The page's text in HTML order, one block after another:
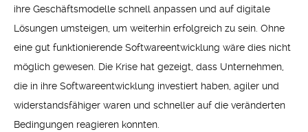
ihre Geschäftsmodelle schnell anpassen und auf digitale
Lösungen umsteigen, um weiterhin erfolgreich zu sein. Ohne
eine gut funktionierende Softwareentwicklung wäre dies nicht
möglich gewesen. Die Krise hat gezeigt, dass Unternehmen,
die in ihre Softwareentwicklung investiert haben, agiler und
widerstandsfähiger waren und schneller auf die veränderten
Bedingungen reagieren konnten.